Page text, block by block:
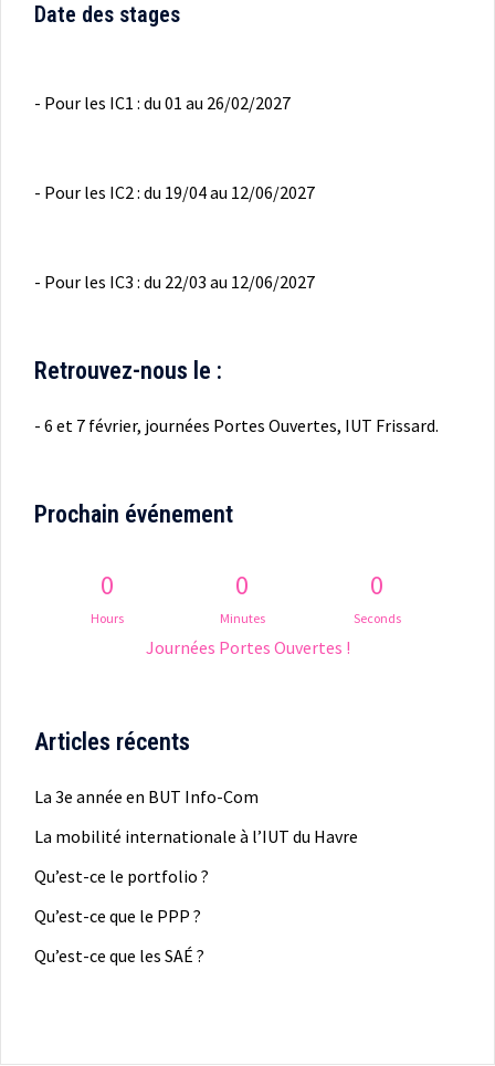
Date des stages
- Pour les IC1 : du 01 au 26/02/2027
- Pour les IC2 : du 19/04 au 12/06/2027
- Pour les IC3 : du 22/03 au 12/06/2027
Retrouvez-nous le :
- 6 et 7 février, journées Portes Ouvertes, IUT Frissard.
Prochain événement
0
Hours
0
Minutes
0
Seconds
Journées Portes Ouvertes !
Articles récents
La 3e année en BUT Info-Com
La mobilité internationale à l’IUT du Havre
Qu’est-ce le portfolio ?
Qu’est-ce que le PPP ?
Qu’est-ce que les SAÉ ?